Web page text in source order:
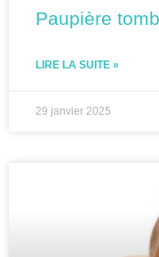
Paupière
LIRE LA SUITE »
29 janvier 2025